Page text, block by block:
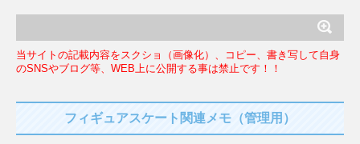
当サイトの記載内容をスクショ（画像化）、コピー、書き写して自身
のSNSやブログ等、WEB上に公開する事は禁止です！！
フィギュアスケート関連メモ（管理用）